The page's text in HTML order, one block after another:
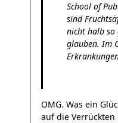
School of
sind
nicht halb so
glauben. Im
OMG. Was ein
auf die